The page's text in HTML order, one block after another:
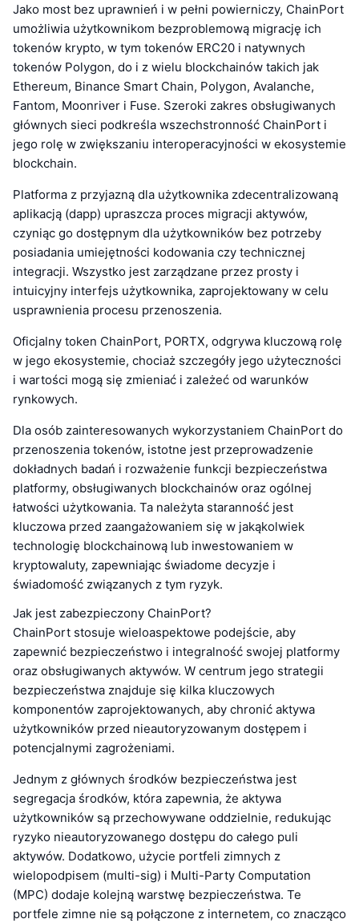
Jako most bez uprawnień i w pełni powierniczy, ChainPort
umożliwia użytkownikom bezproblemową migrację ich
tokenów krypto, w tym tokenów ERC20 i natywnych
tokenów Polygon, do i z wielu blockchainów takich jak
Ethereum, Binance Smart Chain, Polygon, Avalanche,
Fantom, Moonriver i Fuse. Szeroki zakres obsługiwanych
głównych sieci podkreśla wszechstronność ChainPort i
jego rolę w zwiększaniu interoperacyjności w ekosystemie
blockchain.
Platforma z przyjazną dla użytkownika zdecentralizowaną
aplikacją (dapp) upraszcza proces migracji aktywów,
czyniąc go dostępnym dla użytkowników bez potrzeby
posiadania umiejętności kodowania czy technicznej
integracji. Wszystko jest zarządzane przez prosty i
intuicyjny interfejs użytkownika, zaprojektowany w celu
usprawnienia procesu przenoszenia.
Oficjalny token ChainPort, PORTX, odgrywa kluczową rolę
w jego ekosystemie, chociaż szczegóły jego użyteczności
i wartości mogą się zmieniać i zależeć od warunków
rynkowych.
Dla osób zainteresowanych wykorzystaniem ChainPort do
przenoszenia tokenów, istotne jest przeprowadzenie
dokładnych badań i rozważenie funkcji bezpieczeństwa
platformy, obsługiwanych blockchainów oraz ogólnej
łatwości użytkowania. Ta należyta staranność jest
kluczowa przed zaangażowaniem się w jakąkolwiek
technologię blockchainową lub inwestowaniem w
kryptowaluty, zapewniając świadome decyzje i
świadomość związanych z tym ryzyk.
Jak jest zabezpieczony ChainPort?
ChainPort stosuje wieloaspektowe podejście, aby
zapewnić bezpieczeństwo i integralność swojej platformy
oraz obsługiwanych aktywów. W centrum jego strategii
bezpieczeństwa znajduje się kilka kluczowych
komponentów zaprojektowanych, aby chronić aktywa
użytkowników przed nieautoryzowanym dostępem i
potencjalnymi zagrożeniami.
Jednym z głównych środków bezpieczeństwa jest
segregacja środków, która zapewnia, że aktywa
użytkowników są przechowywane oddzielnie, redukując
ryzyko nieautoryzowanego dostępu do całego puli
aktywów. Dodatkowo, użycie portfeli zimnych z
wielopodpisem (multi-sig) i Multi-Party Computation
(MPC) dodaje kolejną warstwę bezpieczeństwa. Te
portfele zimne nie są połączone z internetem, co znacząco